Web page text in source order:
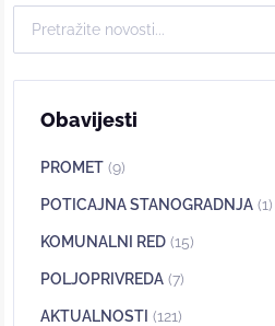
Obavijesti
PROMET (9)
POTICAJNA STANOGRADNJA (1)
KOMUNALNI RED (15)
POLJOPRIVREDA (7)
AKTUALNOSTI (121)